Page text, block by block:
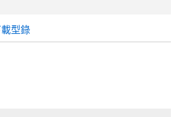
型錄